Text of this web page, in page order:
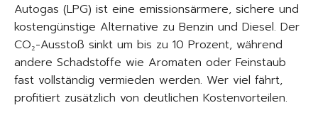
Autogas (LPG) ist eine emissionsärmere, sichere und
kostengünstige Alternative zu Benzin und Diesel. Der
CO₂-Ausstoß sinkt um bis zu 10 Prozent, während
andere Schadstoffe wie Aromaten oder Feinstaub
fast vollständig vermieden werden. Wer viel fährt,
profitiert zusätzlich von deutlichen Kostenvorteilen.